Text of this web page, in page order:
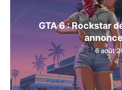
GTA 6 : Rockstar
6 août